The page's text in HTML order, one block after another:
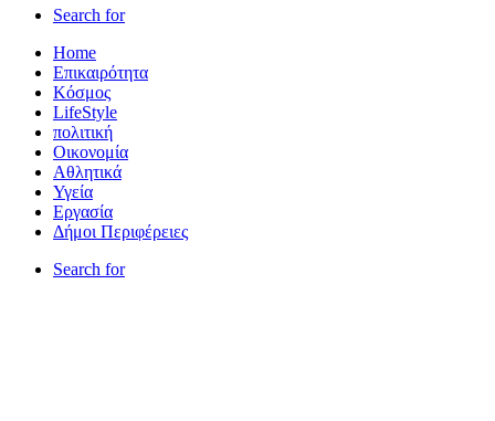
Search for
Home
Επικαιρότητα
Κόσμος
LifeStyle
πολιτική
Οικονομία
Αθλητικά
Υγεία
Εργασία
Δήμοι Περιφέρειες
Search for